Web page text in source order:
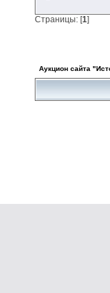
Страницы: [1]
Аукцион сайта